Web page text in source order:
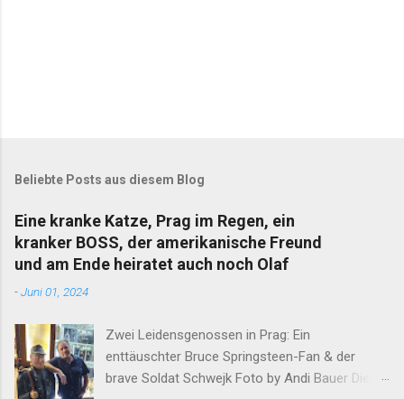
m
t
a
r
e
ö
f
f
e
n
Beliebte Posts aus diesem Blog
Eine kranke Katze, Prag im Regen, ein
kranker BOSS, der amerikanische Freund
und am Ende heiratet auch noch Olaf
-Juni 01, 2024
Zwei Leidensgenossen in Prag: Ein
enttäuschter Bruce Springsteen-Fan & der
brave Soldat Schwejk Foto by Andi Bauer Dieser